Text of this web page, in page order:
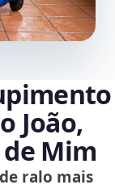
João,
Mim
ralo mais